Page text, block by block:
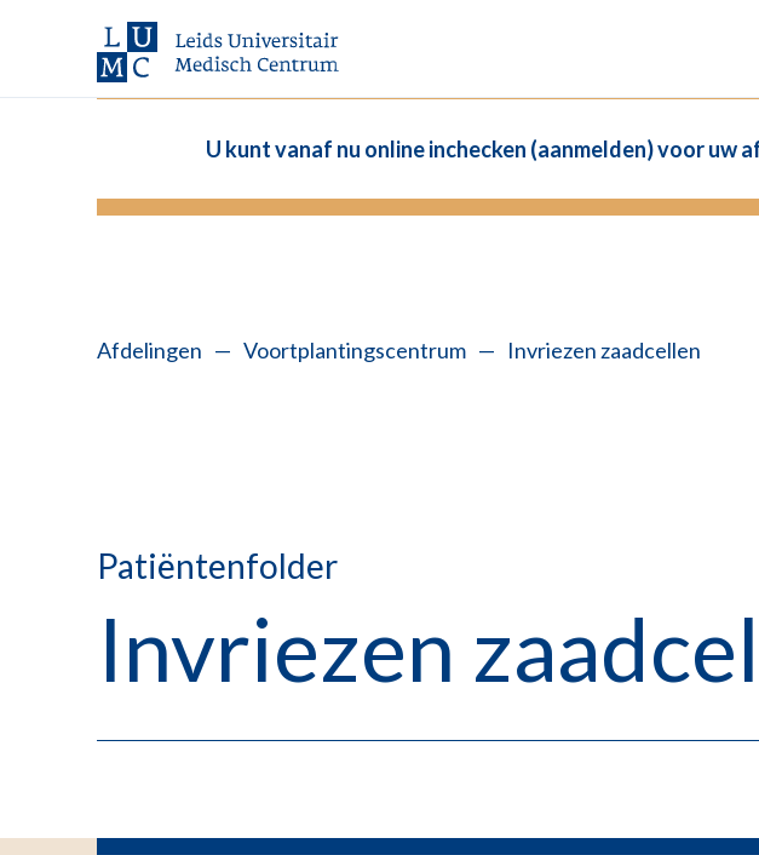
U kunt vanaf nu online inchecken (aanmelden) voor uw
Afdelingen — Voortplantingscentrum — Invriezen zaadcellen
Patiëntenfolder
Invriezen